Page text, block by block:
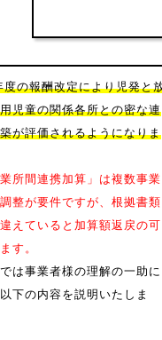
の報酬改定により児発と
児童の関係各所との密な連
が評価されるようになりま
所間連携加算」は複数事業
整が要件ですが、根拠書類
えていると加算額返戻の可
す。
は事業者様の理解の一助に
下の内容を説明いたしま